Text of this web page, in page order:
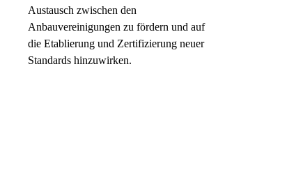
Austausch zwischen den
Anbauvereinigungen zu fördern und auf
die Etablierung und Zertifizierung neuer
Standards hinzuwirken.